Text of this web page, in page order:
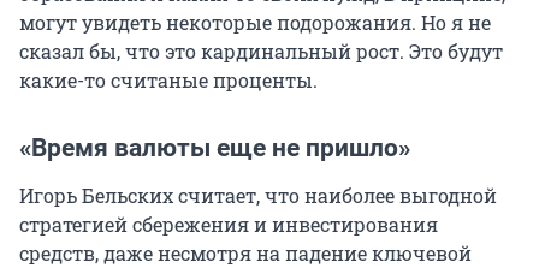
могут увидеть некоторые подорожания. Но я не
сказал бы, что это кардинальный рост. Это будут
какие-то считаные проценты.
«Время валюты еще не пришло»
Игорь Бельских считает, что наиболее выгодной
стратегией сбережения и инвестирования
средств, даже несмотря на падение ключевой